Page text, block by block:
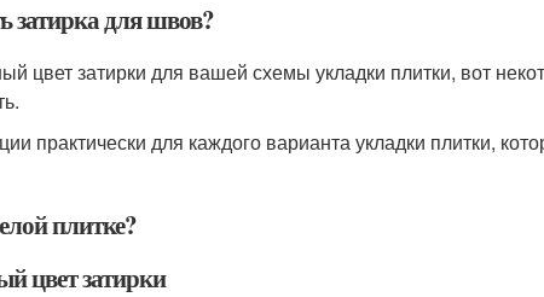
затирка для швов?
цвет затирки для вашей схемы укладки плитки, вот
практически для каждого варианта укладки плитки,
плитке?
цвет затирки